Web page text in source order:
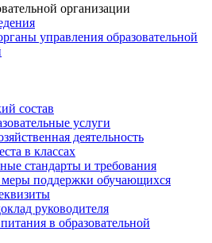
организации
управления образовательной
состав
услуги
деятельность
в классах
стандарты и требования
поддержки обучающихся
руководителя
в образовательной